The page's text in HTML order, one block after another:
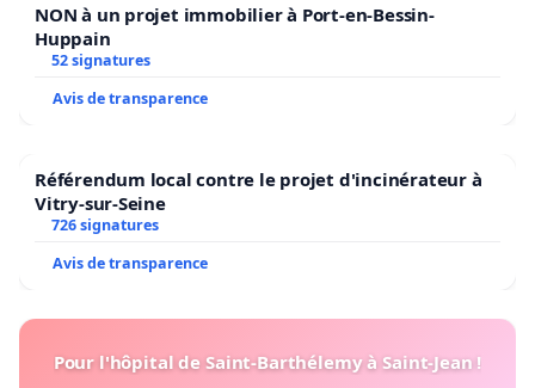
NON à un projet immobilier à Port-en-Bessin-
Huppain
52 signatures
Avis de transparence
Référendum local contre le projet d'incinérateur à
Vitry-sur-Seine
726 signatures
Avis de transparence
Pour l'hôpital de Saint-Barthélemy à Saint-Jean !